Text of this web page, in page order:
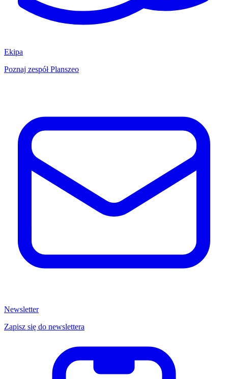
Ekipa
Poznaj zespół Planszeo
Newsletter
Zapisz się do newslettera